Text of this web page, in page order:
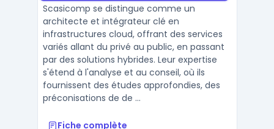
Scasicomp se distingue comme un
architecte et intégrateur clé en
infrastructures cloud, offrant des services
variés allant du privé au public, en passant
par des solutions hybrides. Leur expertise
s'étend à l'analyse et au conseil, où ils
fournissent des études approfondies, des
préconisations de de ...
Fiche complète